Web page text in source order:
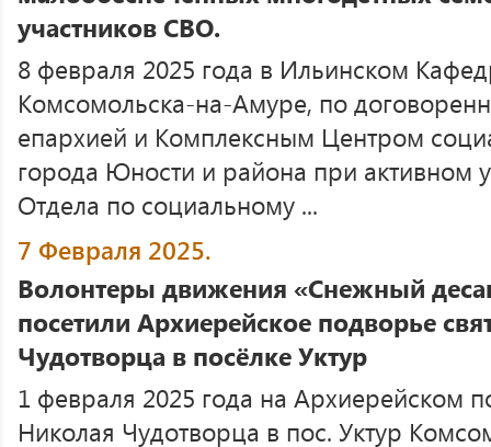
участников СВО.
8 февраля 2025 года в Ильинском
Комсомольска-на-Амуре, по
епархией и Комплексным Центром
города Юности и района при активном
Отдела по социальному ...
7 Февраля 2025.
Волонтеры движения «Снежный
посетили Архиерейское подворье
Чудотворца в посёлке Уктур
1 февраля 2025 года на Архиерейском
Николая Чудотворца в пос. Уктур